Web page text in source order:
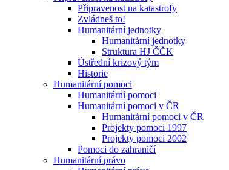
Připravenost na katastrofy
Zvládneš to!
Humanitární jednotky
Humanitární jednotky
Struktura HJ ČČK
Ústřední krizový tým
Historie
Humanitární pomoci
Humanitární pomoci
Humanitární pomoci v ČR
Humanitární pomoci v ČR
Projekty pomoci 1997
Projekty pomoci 2002
Pomoci do zahraničí
Humanitární právo